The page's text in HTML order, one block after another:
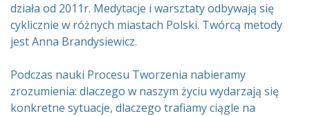
działa od 2011r. Medytacje i warsztaty odbywają się
cyklicznie w różnych miastach Polski. Twórcą metody
jest Anna Brandysiewicz.
Podczas nauki Procesu Tworzenia nabieramy
zrozumienia: dlaczego w naszym życiu wydarzają się
konkretne sytuacje, dlaczego trafiamy ciągle na